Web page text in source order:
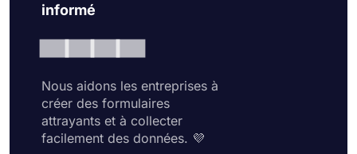
informé
Nous aidons les entreprises à
créer des formulaires
attrayants et à collecter
facilement des données. 💜